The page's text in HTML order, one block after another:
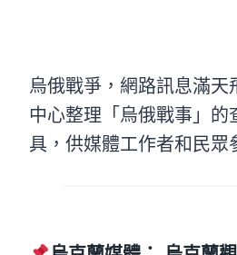
烏俄戰爭，網路訊息滿天
中心整理「烏俄戰事」的
具，供媒體工作者和民眾